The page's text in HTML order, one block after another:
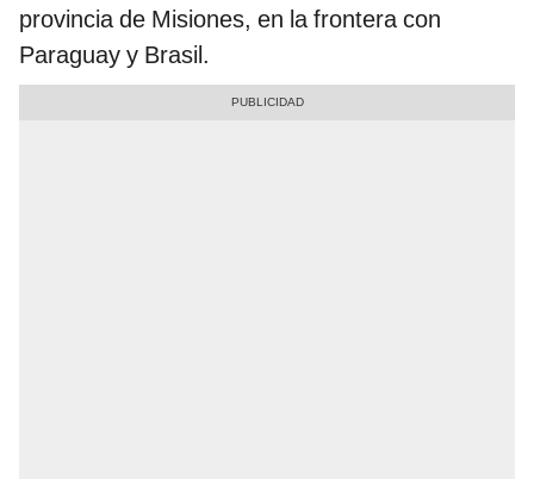
provincia de Misiones, en la frontera con
Paraguay y Brasil.